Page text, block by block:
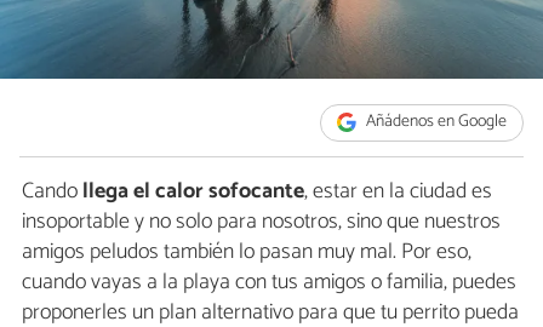
Añádenos en Google
Candollega el calor sofocante, estar en la ciudad es
insoportable y no solo para nosotros, sino que nuestros
amigos peludos también lo pasan muy mal. Por eso,
cuando vayas a la playa con tus amigos o familia, puedes
proponerles un plan alternativo para que tu perrito pueda